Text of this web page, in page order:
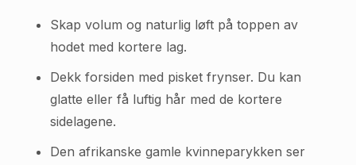
Skap volum og naturlig løft på toppen av
hodet med kortere lag.
Dekk forsiden med pisket frynser. Du kan
glatte eller få luftig hår med de kortere
sidelagene.
Den afrikanske gamle kvinneparykken ser